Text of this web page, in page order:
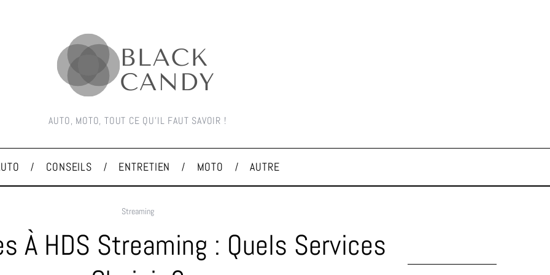
AUTO, MOTO, TOUT CE QU'IL FAUT SAVOIR !
CONSEILS ENTRETIEN MOTO AUTRE
Streaming
À HDS Streaming : Quels Services